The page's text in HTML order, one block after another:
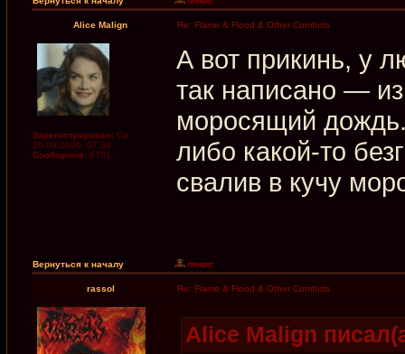
Alice Malign Re: Flame & Flood & Other Comforts
Зарегистрирован: Ср
20.09.2006, 07:38
Сообщения: 6781
А вот прикинь, у
так написано —
моросящий
либо какой-то
свалив в кучу
Вернуться к началу
rassol Re: Flame & Flood & Other Comforts
Alice Malign